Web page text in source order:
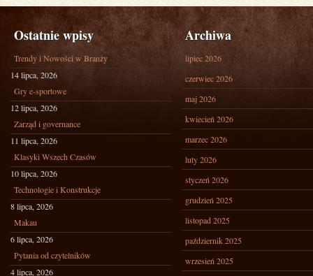
Ostatnie wpisy
Trendy i Nowości w Branży
14 lipca, 2026
Gry e-sportowe
12 lipca, 2026
Zarząd i governance
11 lipca, 2026
Klasyki Wszech Czasów
10 lipca, 2026
Technologie i Konstrukcje
8 lipca, 2026
Makau
6 lipca, 2026
Pytania od czytelników
4 lipca, 2026
Archiwa
lipiec 2026
czerwiec 2026
maj 2026
kwiecień 2026
marzec 2026
luty 2026
styczeń 2026
grudzień 2025
listopad 2025
październik 2025
wrzesień 2025